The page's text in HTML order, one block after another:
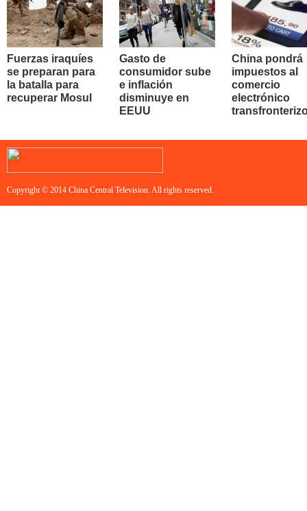
Fuerzas iraquíes
se preparan para
la batalla para
recuperar Mosul
Gasto de
consumidor sube
e inflación
disminuye en
EEUU
China pondrá
impuestos al
comercio
electrónico
Copyright © 2014 China Central Television. All rights reserved.